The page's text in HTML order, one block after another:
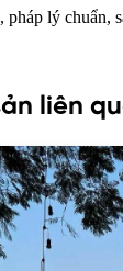
pháp lý chuẩn,
liên